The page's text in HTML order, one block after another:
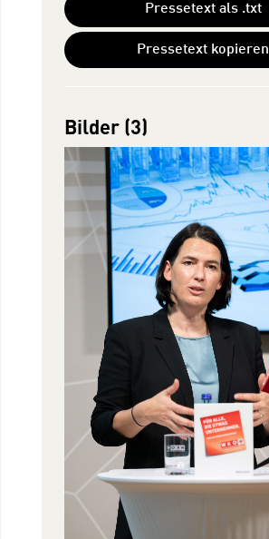
Pressetext als .txt
Pressetext kopieren
Bilder (3)